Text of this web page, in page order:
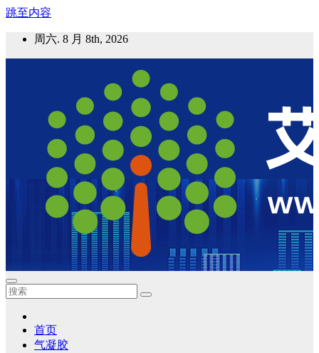
跳至内容
周六. 8 月 8th, 2026
艾邦气凝胶论坛
气凝胶材料及应用，产业链动态；气凝胶在新能源如锂电、储
首页
气凝胶